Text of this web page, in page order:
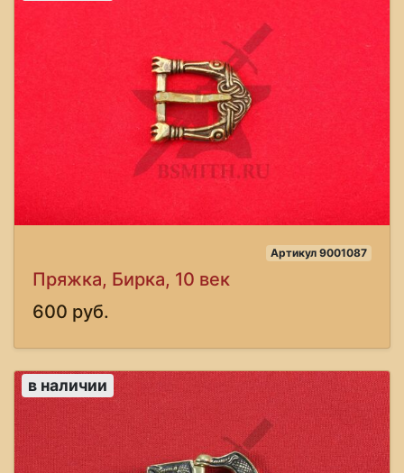
Артикул 9001087
Пряжка, Бирка, 10 век
600 руб.
в наличии